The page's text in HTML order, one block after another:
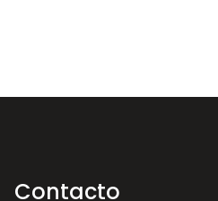
Contacto